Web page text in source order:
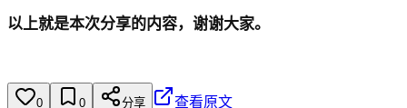
以上就是本次分享的内容，谢谢大家。
0 0 分享
查看原文